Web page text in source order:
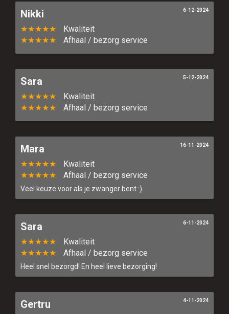
Nikki
★★★★★
Kwaliteit
★★★★★
Afhaal / bezorg service
6-12-2024
Sara
★★★★★
Kwaliteit
★★★★★
Afhaal / bezorg service
5-12-2024
Mara
★★★★★
Kwaliteit
★★★★★
Afhaal / bezorg service
Veel keuze voor als je zwanger bent :)
16-11-2024
Sara
★★★★★
Kwaliteit
★★★★★
Afhaal / bezorg service
Heel snel bezorgd! En heel lieve bezorging!
6-11-2024
Gertru 4-11-2024